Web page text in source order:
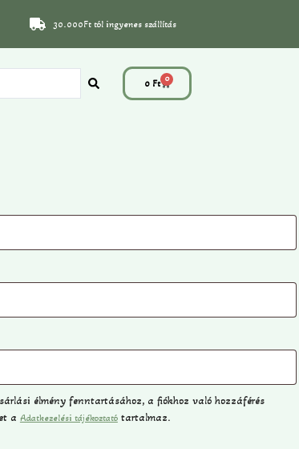
30.000Ft tól ingyenes szállítás
0 Ft 0
élmény fenntartásához, a fiókhoz való hozzáférés
a Adatkezelési tájékoztatótartalmaz.